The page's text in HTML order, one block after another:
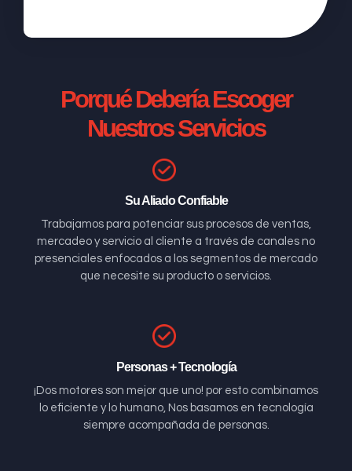
Porqué Debería Escoger
Nuestros Servicios
Su Aliado Confiable
Trabajamos para potenciar sus procesos de ventas,
mercadeo y servicio al cliente a través de canales no
presenciales enfocados a los segmentos de mercado
que necesite su producto o servicios.
Personas + Tecnología
¡Dos motores son mejor que uno! por esto combinamos
lo eficiente y lo humano, Nos basamos en tecnología
siempre acompañada de personas.